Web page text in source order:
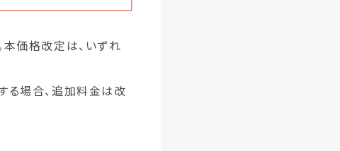
価格改定は、いずれ
る場合、追加料金は改